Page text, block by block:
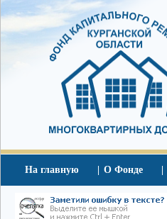
На главную О Фонде